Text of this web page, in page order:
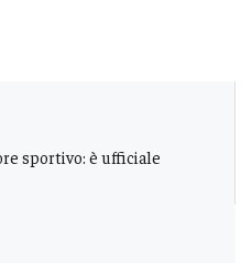
sportivo: è ufficiale